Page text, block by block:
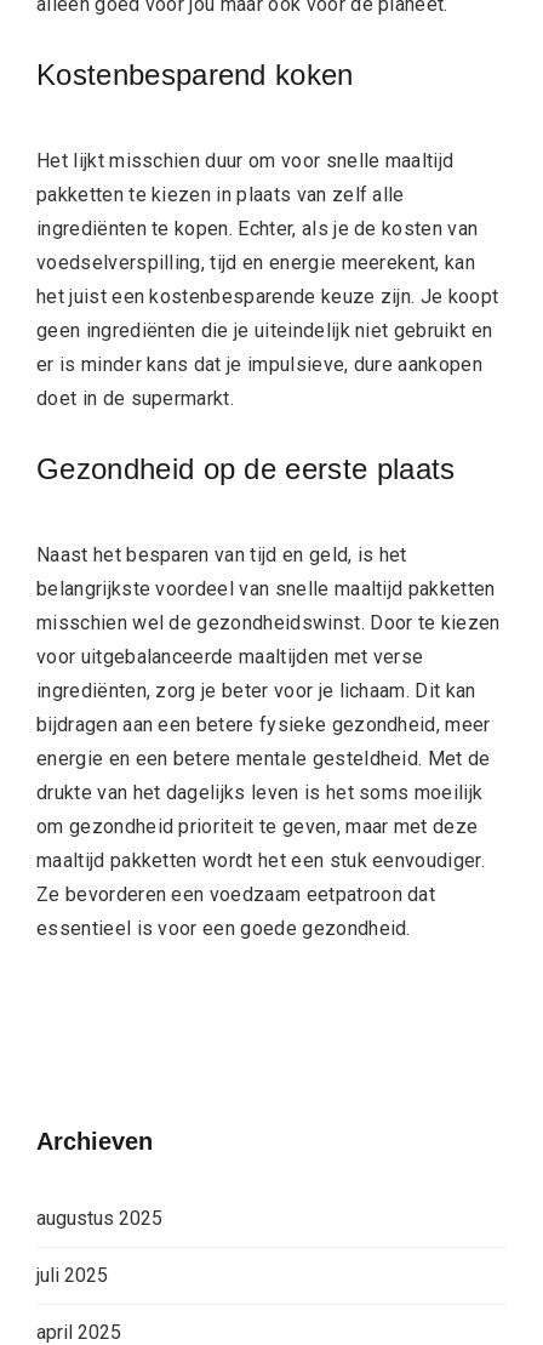
Kostenbesparend koken
Het lijkt misschien duur om voor snelle maaltijd
pakketten te kiezen in plaats van zelf alle
ingrediënten te kopen. Echter, als je de kosten van
voedselverspilling, tijd en energie meerekent, kan
het juist een kostenbesparende keuze zijn. Je koopt
geen ingrediënten die je uiteindelijk niet gebruikt en
er is minder kans dat je impulsieve, dure aankopen
doet in de supermarkt.
Gezondheid op de eerste plaats
Naast het besparen van tijd en geld, is het
belangrijkste voordeel van snelle maaltijd pakketten
misschien wel de gezondheidswinst. Door te kiezen
voor uitgebalanceerde maaltijden met verse
ingrediënten, zorg je beter voor je lichaam. Dit kan
bijdragen aan een betere fysieke gezondheid, meer
energie en een betere mentale gesteldheid. Met de
drukte van het dagelijks leven is het soms moeilijk
om gezondheid prioriteit te geven, maar met deze
maaltijd pakketten wordt het een stuk eenvoudiger.
Ze bevorderen een voedzaam eetpatroon dat
essentieel is voor een goede gezondheid.
Archieven
augustus 2025
juli 2025
april 2025